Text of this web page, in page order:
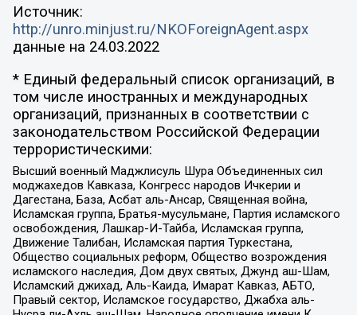
Источник:
http://unro.minjust.ru/NKOForeignAgent.aspx
данные на 24.03.2022
* Единый федеральный список организаций, в
том числе иностранных и международных
организаций, признанных в соответствии с
законодательством Российской Федерации
террористическими:
Высший военный Маджлисуль Шура Объединенных сил
моджахедов Кавказа, Конгресс народов Ичкерии и
Дагестана, База, Асбат аль-Ансар, Священная война,
Исламская группа, Братья-мусульмане, Партия исламского
освобождения, Лашкар-И-Тайба, Исламская группа,
Движение Талибан, Исламская партия Туркестана,
Общество социальных реформ, Общество возрождения
исламского наследия, Дом двух святых, Джунд аш-Шам,
Исламский джихад, Аль-Каида, Имарат Кавказ, АБТО,
Правый сектор, Исламское государство, Джабха аль-